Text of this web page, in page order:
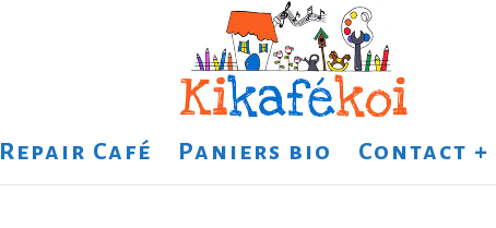
Repair Café Paniers bio Contact +